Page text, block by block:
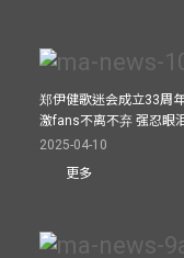
郑伊健歌迷会成立33周
激fans不离不弃 强忍眼
2025-04-10
更多